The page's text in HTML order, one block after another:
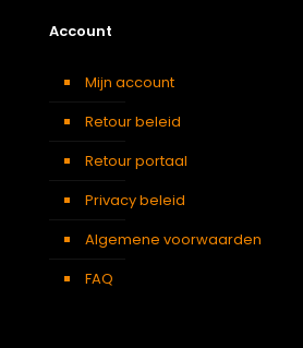
Account
Mijn account
Retour beleid
Retour portaal
Privacy beleid
Algemene voorwaarden
FAQ